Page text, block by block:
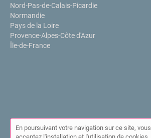
Nord-Pas-de-Calais-Picardie
Normandie
Pays de la Loire
Provence-Alpes-Côte d'Azur
Île-de-France
En poursuivant votre navigation sur ce site, vous